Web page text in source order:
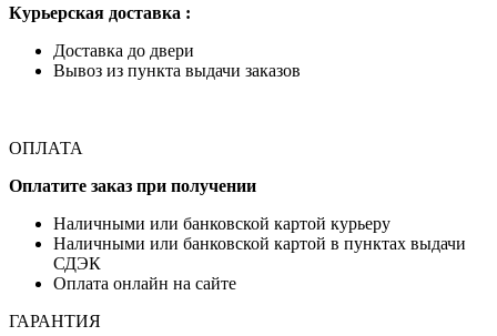
Курьерская доставка :
Доставка до двери
Вывоз из пункта выдачи заказов
ОПЛАТА
Оплатите заказ при получении
Наличными или банковской картой курьеру
Наличными или банковской картой в пунктах выдачи
СДЭК
Оплата онлайн на сайте
ГАРАНТИЯ